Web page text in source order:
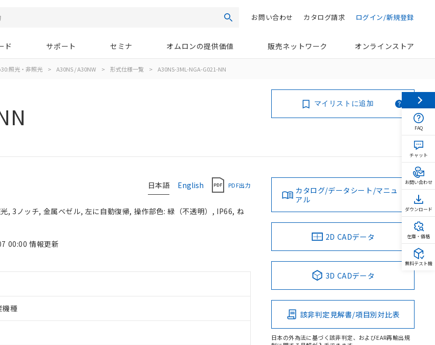
検索 ログイン/新規登録
カタログ請求
お問い合わせ
ド サポート セミナ オムロンの提供価値 販売ネットワーク オンラインストア
照光・非照光 > A30NS / A30NW > 形式仕様一覧 > A30NS-3ML-NGA-G021-NN
マイリストに追加
日本語 English PDF出力
, 3ノッチ, 金属ベゼル, 左に自動復帰, 操作部色: 緑（不透明）, IP66, ね
00:00 情報更新
機種
カタログ/データシート/マニュ
アル
2D CADデータ
3D CADデータ
該非判定見解書/項目別対比表
日本の外為法に基づく該非判定、およびEAR再輸出規
FAQ
チャット
お問い合わせ
ダウンロード
在庫・価格
無料テスト機